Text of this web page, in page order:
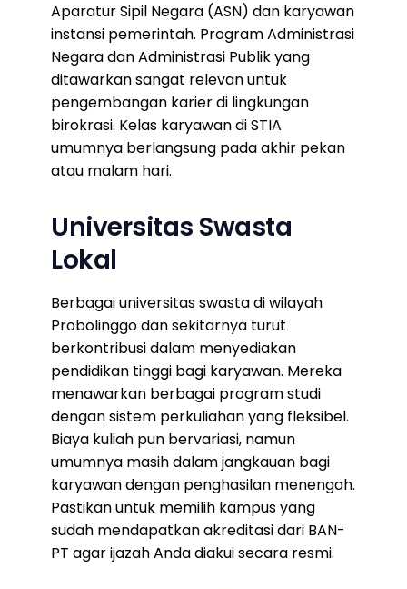
Aparatur Sipil Negara (ASN) dan karyawan
instansi pemerintah. Program Administrasi
Negara dan Administrasi Publik yang
ditawarkan sangat relevan untuk
pengembangan karier di lingkungan
birokrasi. Kelas karyawan di STIA
umumnya berlangsung pada akhir pekan
atau malam hari.
Universitas Swasta
Lokal
Berbagai universitas swasta di wilayah
Probolinggo dan sekitarnya turut
berkontribusi dalam menyediakan
pendidikan tinggi bagi karyawan. Mereka
menawarkan berbagai program studi
dengan sistem perkuliahan yang fleksibel.
Biaya kuliah pun bervariasi, namun
umumnya masih dalam jangkauan bagi
karyawan dengan penghasilan menengah.
Pastikan untuk memilih kampus yang
sudah mendapatkan akreditasi dari BAN-
PT agar ijazah Anda diakui secara resmi.